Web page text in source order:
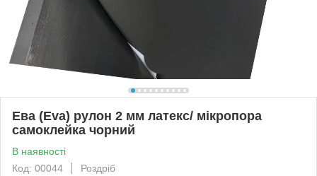
Ева (Eva) рулон 2 мм латекс/ мікропора
самоклейка чорний
В наявності
Код: 00044
Роздріб